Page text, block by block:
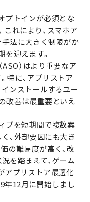
プトインが必須とな
れにより、スマホア
法に大きく制限がか
を迎えます。
）はより重要なア
特に、アプリストア
ンストールするユー
改善は最重要といえ
ブを短期間で複数案
、外部要因にも大き
の難易度が高く、改
を踏まえて、ゲーム
アプリストア最適化
年12月に開始しまし